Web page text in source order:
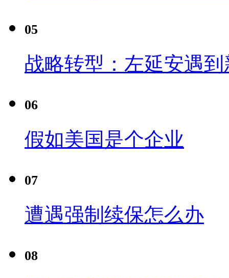
05
战略转型：左延安遇
06
假如美国是个企业
07
遭遇强制续保怎么办
08